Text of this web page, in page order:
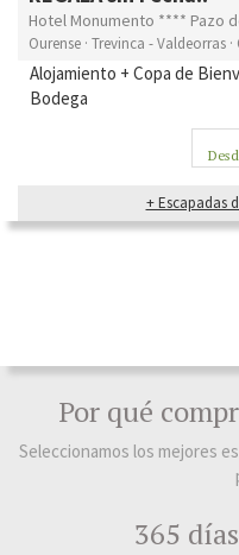
Hotel Monumento **** Pazo
Ourense · Trevinca - Valdeorras
Alojamiento + Copa de
Bodega
+ Escapadas
Por qué
Seleccionamos los mejores
365